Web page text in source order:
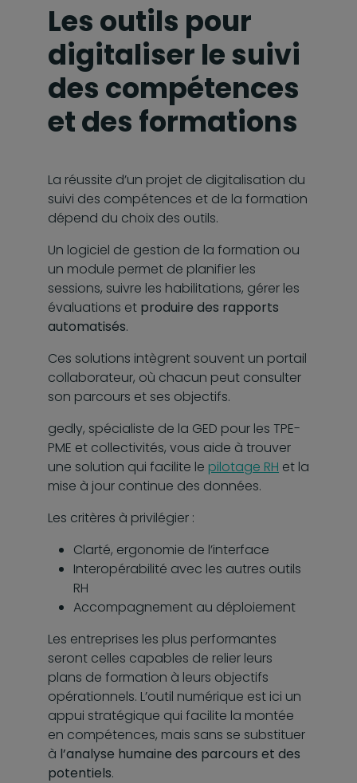
Les outils pour
digitaliser le suivi
des compétences
et des formations
La réussite d’un projet de digitalisation du
suivi des compétences et de la formation
dépend du choix des outils.
Un logiciel de gestion de la formation ou
un module permet de planifier les
sessions, suivre les habilitations, gérer les
évaluations et produire des rapports
automatisés.
Ces solutions intègrent souvent un portail
collaborateur, où chacun peut consulter
son parcours et ses objectifs.
gedly, spécialiste de la GED pour les TPE-
PME et collectivités, vous aide à trouver
une solution qui facilite le pilotage RH et la
mise à jour continue des données.
Les critères à privilégier :
Clarté, ergonomie de l’interface
Interopérabilité avec les autres outils
RH
Accompagnement au déploiement
Les entreprises les plus performantes
seront celles capables de relier leurs
plans de formation à leurs objectifs
opérationnels. L’outil numérique est ici un
appui stratégique qui facilite la montée
en compétences, mais sans se substituer
à l’analyse humaine des parcours et des
potentiels.